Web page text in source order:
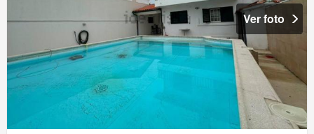
Ver foto